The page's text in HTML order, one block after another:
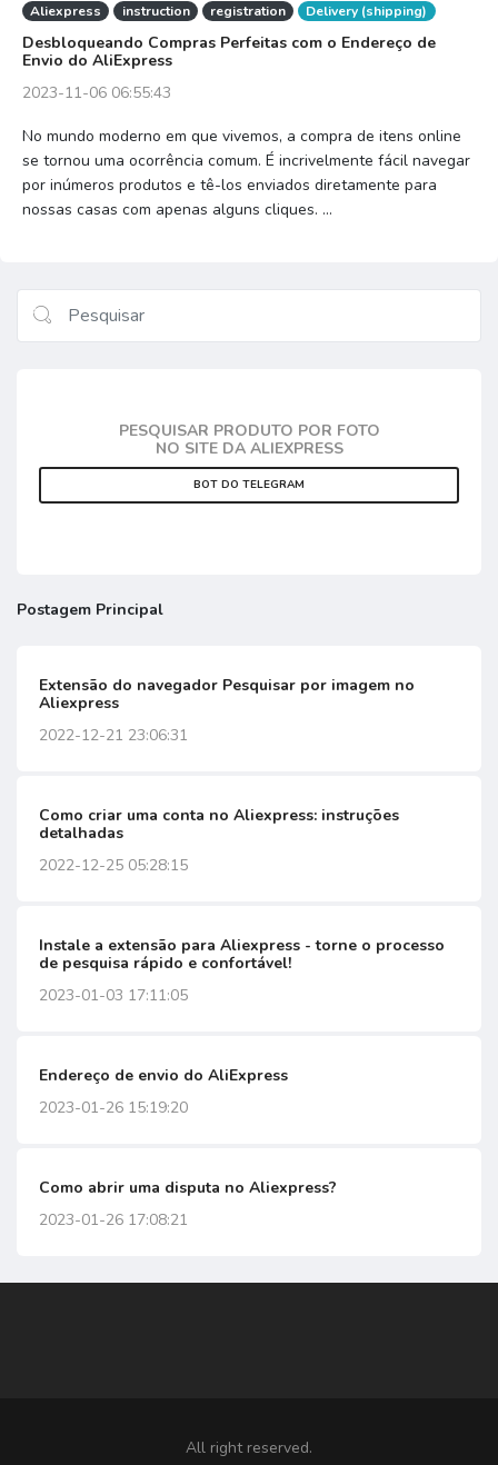
Aliexpress instruction registration Delivery (shipping)
Desbloqueando Compras Perfeitas com o Endereço de
Envio do AliExpress
2023-11-06 06:55:43
No mundo moderno em que vivemos, a compra de itens online
se tornou uma ocorrência comum. É incrivelmente fácil navegar
por inúmeros produtos e tê-los enviados diretamente para
nossas casas com apenas alguns cliques. ...
PESQUISAR PRODUTO POR FOTO
NO SITE DA ALIEXPRESS
BOT DO TELEGRAM
Postagem Principal
Extensão do navegador Pesquisar por imagem no
Aliexpress
2022-12-21 23:06:31
Como criar uma conta no Aliexpress: instruções
detalhadas
2022-12-25 05:28:15
Instale a extensão para Aliexpress - torne o processo
de pesquisa rápido e confortável!
2023-01-03 17:11:05
Endereço de envio do AliExpress
2023-01-26 15:19:20
Como abrir uma disputa no Aliexpress?
2023-01-26 17:08:21
All right reserved.